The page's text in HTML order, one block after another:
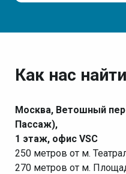
Как нас найти
Москва, Ветошный
Пассаж),
1 этаж, офис VSC
250 метров от м.
270 метров от м.